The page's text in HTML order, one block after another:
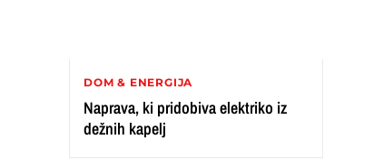
DOM & ENERGIJA
Naprava, ki pridobiva elektriko iz
dežnih kapelj